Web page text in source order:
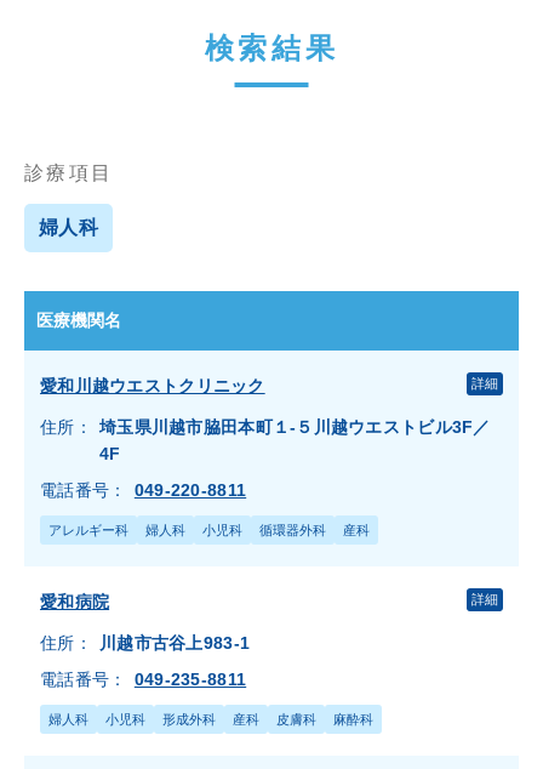
救急科
消化器外科
産婦人科
神経内科
美容皮膚科
肛門外科
腎臓内科 膠原病内科
血液内科
検索結果
診療項目
婦人科
医療機関名
愛和川越ウエストクリニック
住所：
埼玉県川越市脇田本町１-５川越ウエストビル3F／
4F
電話番号：
049-220-8811
詳細
アレルギー科 婦人科 小児科 循環器外科 産科
愛和病院
住所：
川越市古谷上983-1
電話番号：
049-235-8811
詳細
婦人科 小児科 形成外科 産科 皮膚科 麻酔科